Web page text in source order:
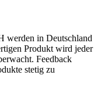
werden in Deutschland
Produkt wird jeder
Feedback
stetig zu